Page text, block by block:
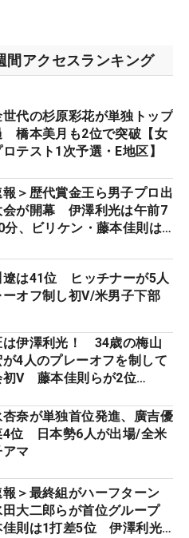
間アクセスランキング
世代の杉原彩花が単独トップ
橋本美月も2位で突破【女
テスト1次予選・E地区】
報＞歴代賞金王ら男子プロ出
会が開幕 伊澤利光は午前7
分、ビリケン・藤本佳則は
JOYX OPEN】
遼は41位 ヒッチナーが5人
ーオフ制し初V/米男子下部
は伊澤利光！ 34歳の梅山
が4人のプレーオフを制して
初V 藤本佳則らが2位
杏奈が単独首位発進、廣吉優
4位 日本勢6人が出場/全米
マ
報＞最終組がハーフターン
田大二郎らが首位グループ
佳則は1打差5位 伊澤利光